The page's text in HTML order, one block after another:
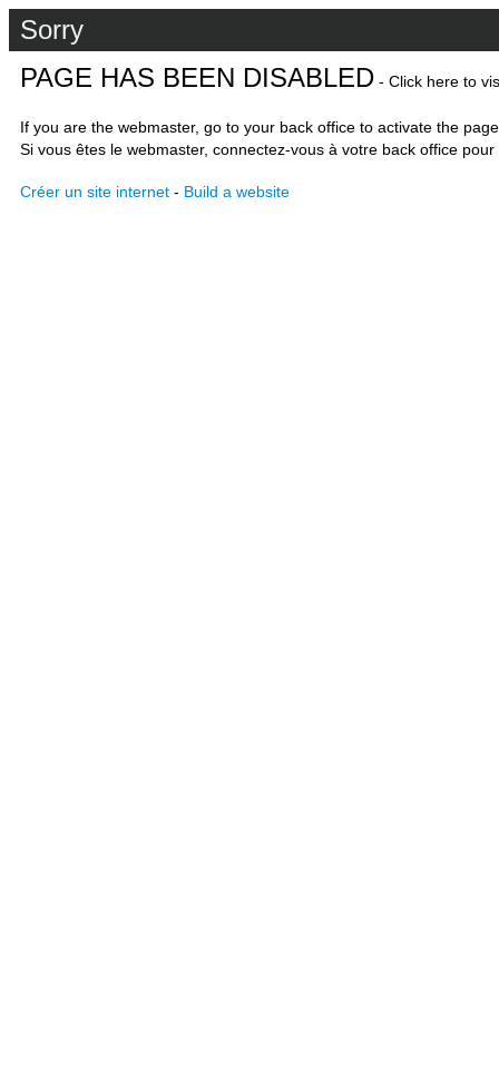
Sorry
PAGE HAS BEEN DISABLED - Click here to
If you are the webmaster, go to your back office to activate the
Si vous êtes le webmaster, connectez-vous à votre back office
Créer un site internet - Build a website